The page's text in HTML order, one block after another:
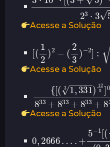
Acesse a Solução
[( 12 − (2 3)−
Acesse a Solução
,3313)125]0} −
33+833+8
Acesse a Solução
0,2666 5−1[ (1
3333 …